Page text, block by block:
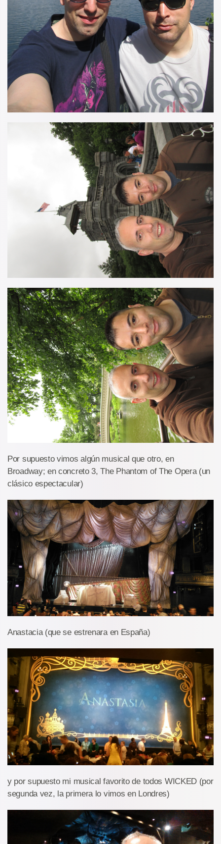
Por supuesto vimos algún musical que otro, en
Broadway; en concreto 3, The Phantom of The Opera (un
clásico espectacular)
Anastacia (que se estrenara en España)
y por supuesto mi musical favorito de todos WICKED (por
segunda vez, la primera lo vimos en Londres)